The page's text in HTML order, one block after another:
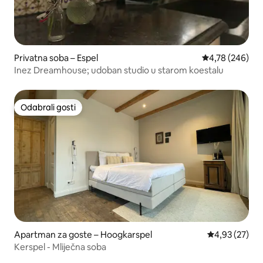
Privatna soba – Espel Prosječna
4,78 (246)
Inez Dreamhouse; udoban studio u starom koestalu
Odabrali gosti
Odabrali gosti
Apartman za goste – Hoogkarspel Prosječna
4,93 (27)
Kerspel - Mliječna soba